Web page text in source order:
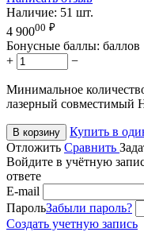
Наличие: 51 шт.
4 90000 ₽
Бонусные баллы: баллов
+
−
Минимальное
лазерный совместимый
В корзину
Купить в
Отложить Сравнить
Войдите в учётную
ответе
E-mail
ПарольЗабыли пароль?
Создать учетную запись